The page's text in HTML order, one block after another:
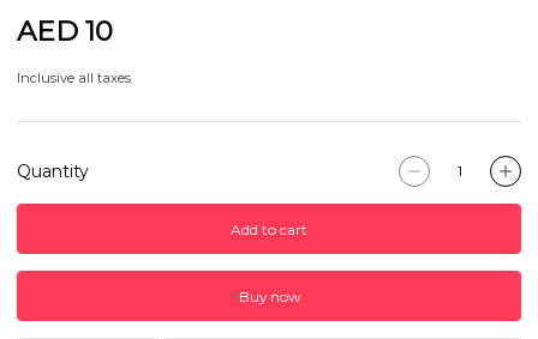
AED 10
Inclusive all taxes
Quantity
Add to cart
Buy now